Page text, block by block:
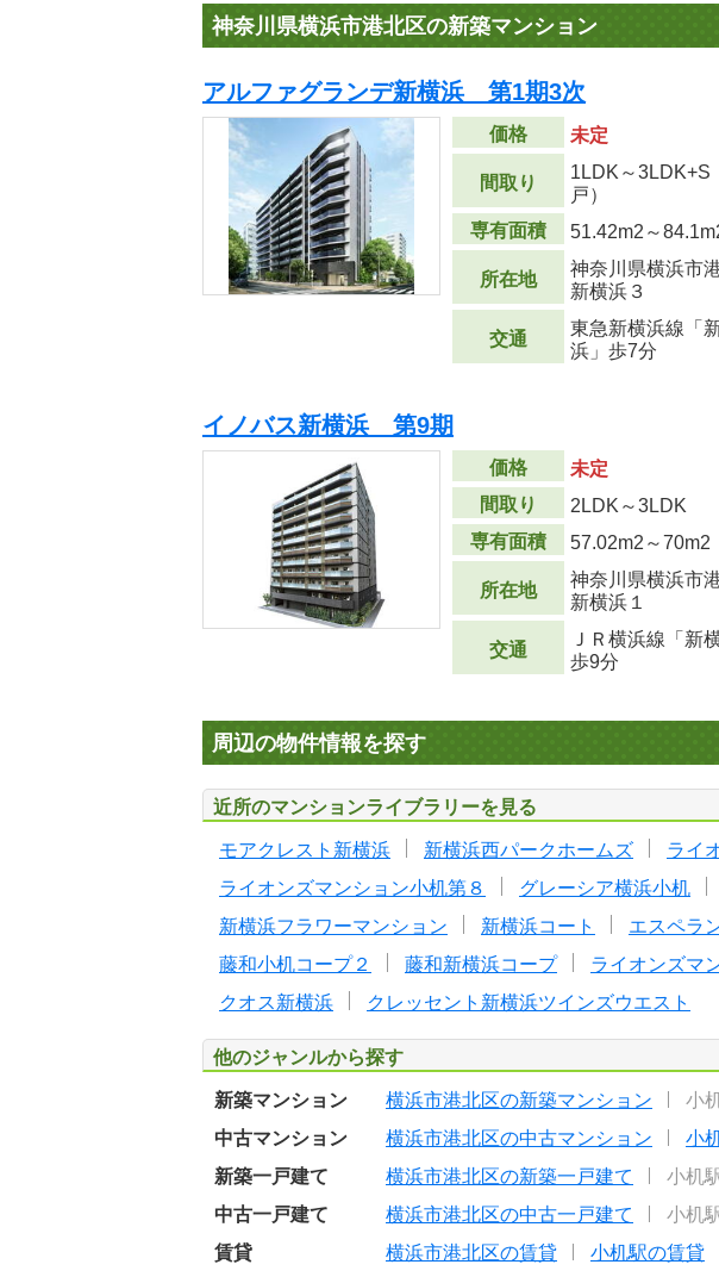
神奈川県横浜市港北区の新築マンション
アルファグランデ新横浜 第1期3次
価格 未定
間取り
1LDK～3LDK+S
戸）
専有面積
51.42m2 ～84.1m
所在地
神奈川県横浜市
新横浜３
交通
東急新横浜線「
浜」歩7分
イノバス新横浜 第9期
価格
未定
間取り
2LDK～3LDK
専有面積
57.02m2 ～70m2
所在地
神奈川県横浜市
新横浜１
交通
ＪＲ横浜線「新
歩9分
周辺の物件情報を探す
近所のマンションライブラリーを見る
モアクレスト新横浜 新横浜西パークホームズ ライ
ライオンズマンション小机第８
グレーシア横浜小机
新横浜フラワーマンション
新横浜コート エスペラ
藤和小机コープ２
藤和新横浜コープ ライオンズマ
クオス新横浜
クレッセント新横浜ツインズウエスト
他のジャンルから探す
新築マンション 横浜市港北区の新築マンション
小
中古マンション
横浜市港北区の中古マンション
小
新築一戸建て
横浜市港北区の新築一戸建て
小机
中古一戸建て
横浜市港北区の中古一戸建て
小机
賃貸
横浜市港北区の賃貸 小机駅の賃貸